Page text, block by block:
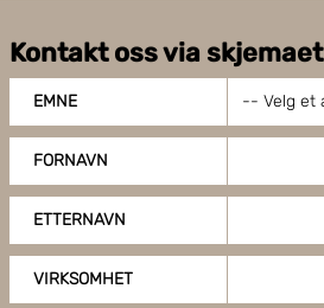
Kontakt oss via skjemaet
EMNE
FORNAVN
ETTERNAVN
VIRKSOMHET